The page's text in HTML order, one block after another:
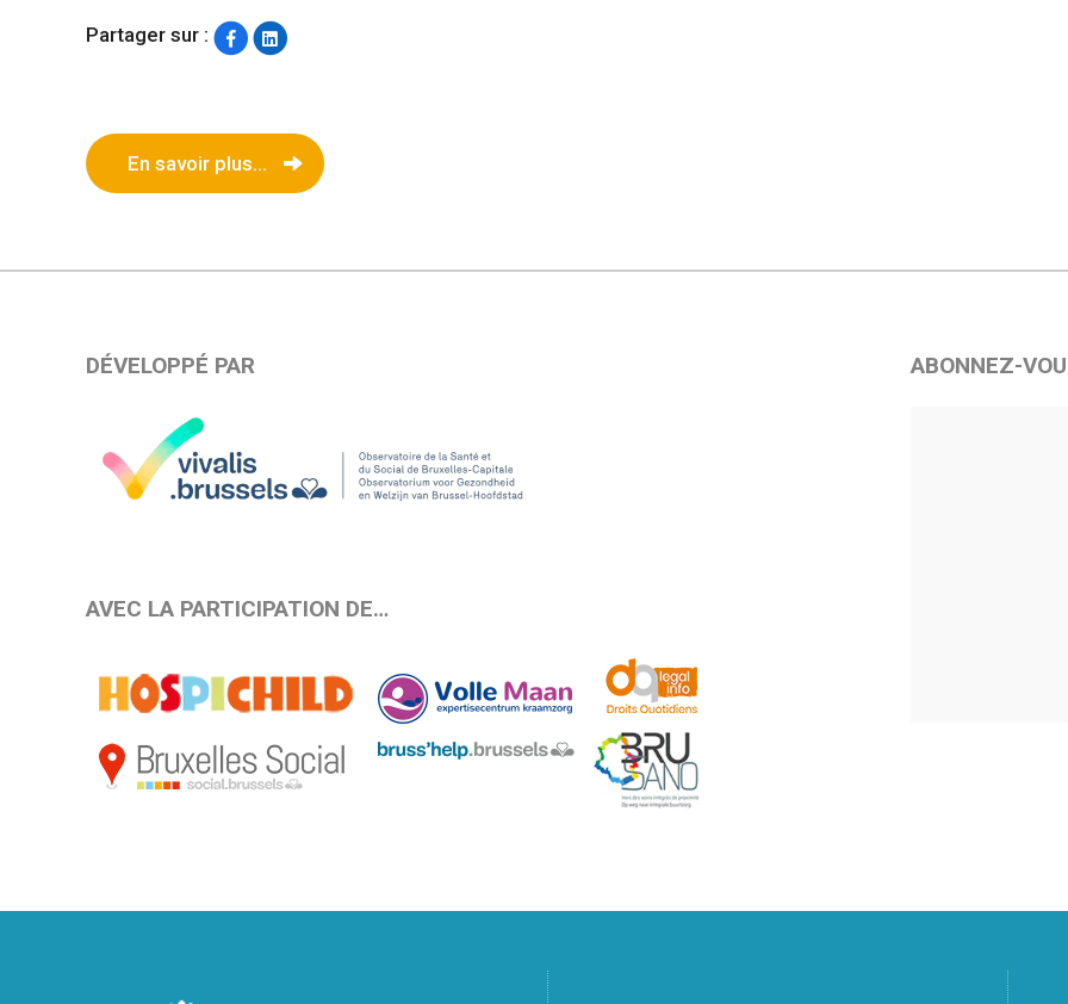
Partager sur :
En savoir plus...
DÉVELOPPÉ PAR
AVEC LA PARTICIPATION DE…
ABONNEZ-